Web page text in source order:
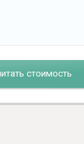
стоимость